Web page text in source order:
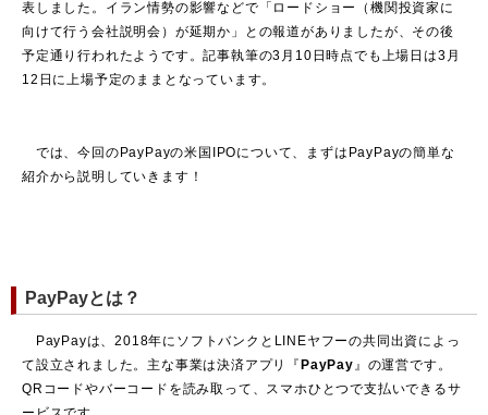
表しました。イラン情勢の影響などで「ロードショー（機関投資家に
向けて行う会社説明会）が延期か」との報道がありましたが、その後
予定通り行われたようです。記事執筆の3月10日時点でも上場日は3月
12日に上場予定のままとなっています。
では、今回のPayPayの米国IPOについて、まずはPayPayの簡単な
紹介から説明していきます！
PayPayとは？
PayPayは、2018年にソフトバンクとLINEヤフーの共同出資によっ
て設立されました。主な事業は決済アプリ『 PayPay』の運営です。
QRコードやバーコードを読み取って、スマホひとつで支払いできるサ